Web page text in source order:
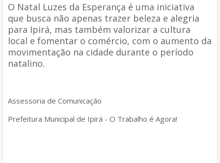
O Natal Luzes da Esperança é uma iniciativa
que busca não apenas trazer beleza e alegria
para Ipirá, mas também valorizar a cultura
local e fomentar o comércio, com o aumento da
movimentação na cidade durante o período
natalino.
Assessoria de Comunicação
Prefeitura Municipal de Ipirá - O Trabalho é Agora!